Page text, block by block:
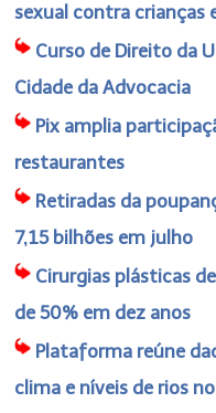
sexual contra crianças
Curso de Direito da
Cidade da Advocacia
Pix amplia
restaurantes
Retiradas da
7,15 bilhões em julho
Cirurgias plásticas
de 50% em dez anos
Plataforma reúne
clima e níveis de rios